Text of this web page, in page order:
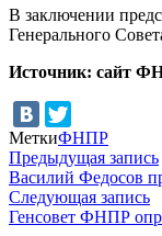
В заключении
Генерального
Источник: сайт
МеткиФНПР
Навигация
по
записям
Предыдущая запись
Василий Федосов
Следующая запись
Генсовет ФНПР